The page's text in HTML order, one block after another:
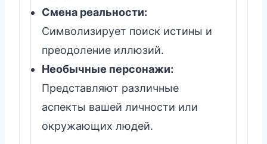
Смена реальности:
Символизирует поиск истины и
преодоление иллюзий.
Необычные персонажи:
Представляют различные
аспекты вашей личности или
окружающих людей.